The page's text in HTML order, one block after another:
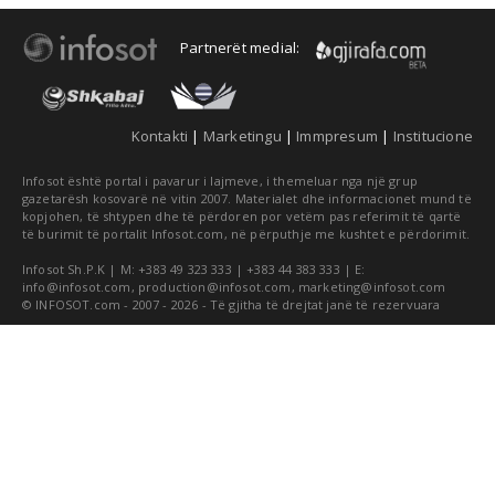
Partnerët medial:
Kontakti | Marketingu | Immpresum | Institucione
Infosot është portal i pavarur i lajmeve, i themeluar nga një grup
gazetarësh kosovarë në vitin 2007. Materialet dhe informacionet mund të
kopjohen, të shtypen dhe të përdoren por vetëm pas referimit të qartë
të burimit të portalit Infosot.com, në përputhje me kushtet e përdorimit.
Infosot Sh.P.K | M: +383 49 323 333 | +383 44 383 333 | E:
info@infosot.com , production@infosot.com , marketing@infosot.com
© INFOSOT.com - 2007 - 2026 - Të gjitha të drejtat janë të rezervuara